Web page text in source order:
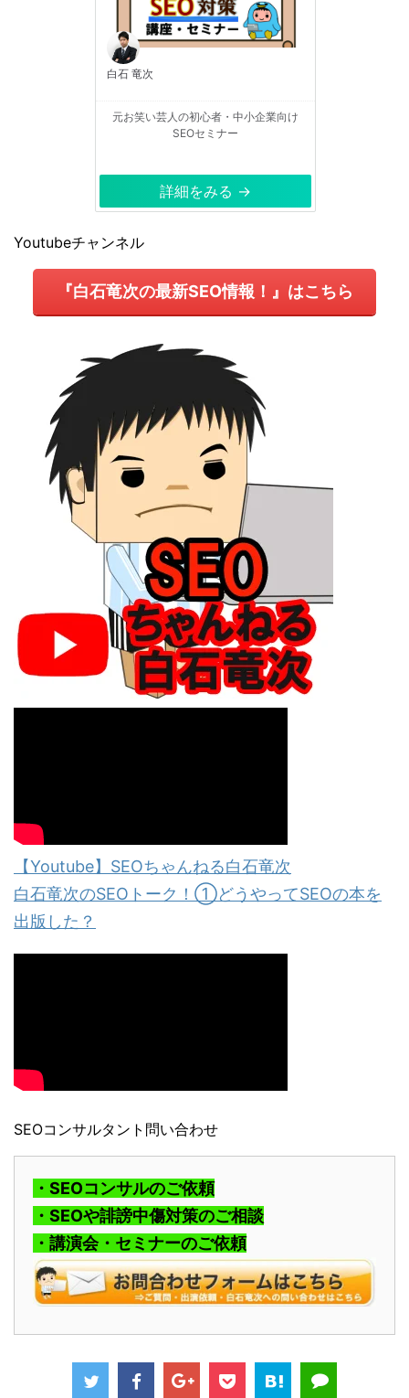
白石 竜次
元お笑い芸人の初心者・中小企業向け
SEOセミナー
詳細をみる →
Youtubeチャンネル
『白石竜次の最新SEO情報！』はこちら
【Youtube】SEOちゃんねる白石竜次
白石竜次のSEOトーク！①どうやってSEOの本を
出版した？
SEOコンサルタント問い合わせ
・SEOコンサルのご依頼
・SEOや誹謗中傷対策のご相談
・講演会・セミナーのご依頼